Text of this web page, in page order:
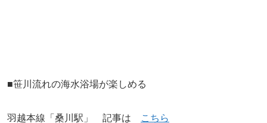
■笹川流れの海水浴場が楽しめる
羽越本線「桑川駅」 記事は こちら